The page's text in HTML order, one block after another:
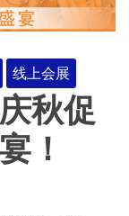
线上会展
秋促
！